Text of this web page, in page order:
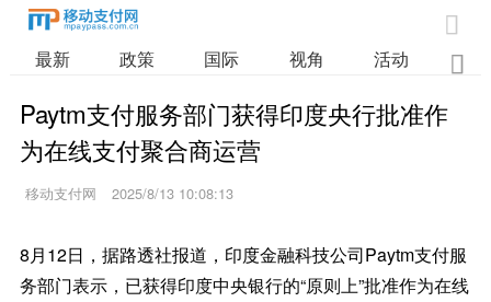

最新 政策 国际 视角 活动 业

Paytm支付服务部门获得印度央行批准作
为在线支付聚合商运营
移动支付网 2025/8/13 10:08:13
8月12日，据路透社报道，印度金融科技公司Paytm支付服
务部门表示，已获得印度中央银行的“原则上”批准作为在线